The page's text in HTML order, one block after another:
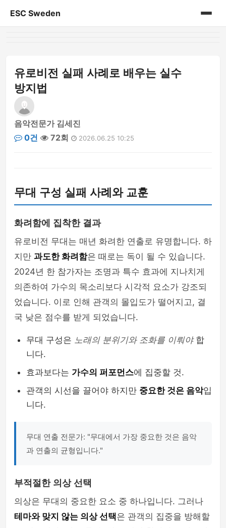
ESC Sweden
유로비전 실패 사례로 배우는 실수
방지법
음악전문가 김세진
0건
72회 2026.06.25 10:25
무대 구성 실패 사례와 교훈
화려함에 집착한 결과
유로비전 무대는 매년 화려한 연출로 유명합니다. 하
지만 과도한 화려함은 때로는 독이 될 수 있습니다.
2024년 한 참가자는 조명과 특수 효과에 지나치게
의존하여 가수의 목소리보다 시각적 요소가 강조되
었습니다. 이로 인해 관객의 몰입도가 떨어지고, 결
국 낮은 점수를 받게 되었습니다.
무대 구성은 노래의 분위기와 조화를 이뤄야합
니다.
효과보다는 가수의 퍼포먼스에 집중할 것.
관객의 시선을 끌어야 하지만 중요한 것은 음악입
니다.
무대 연출 전문가: "무대에서 가장 중요한 것은 음악
과 연출의 균형입니다."
부적절한 의상 선택
의상은 무대의 중요한 요소 중 하나입니다. 그러나
테마와 맞지 않는 의상 선택은 관객의 집중을 방해할